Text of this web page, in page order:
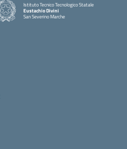
Istituto Tecnico Tecnologico Statale
Eustachio Divini
San Severino Marche